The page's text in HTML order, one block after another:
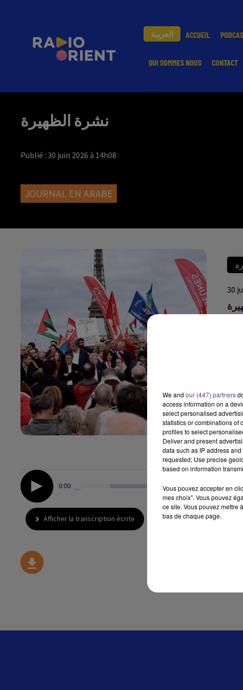
العربية ACCUEIL
QUI SOMMES NOUS CONTACT
نشرة الظهيرة
Publié : 30 juin 2026 à 14h08
JOURNAL EN ARABE
30
0:00
Afficher la transcription écrite
We and our (447) partners
access information on a
select personalised
statistics or combinations of
profiles to select
Deliver and present
data such as IP address
requested; Use precise
based on information
Vous pouvez accepter en
mes choix". Vous pouvez
ce site. Vous pouvez mettre
bas de chaque page.